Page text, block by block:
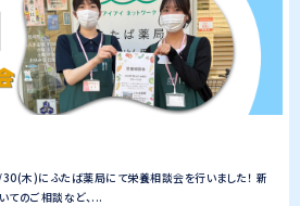
木)にふたば薬局にて栄養相談会を行いました！ 新
てのご相談など、...